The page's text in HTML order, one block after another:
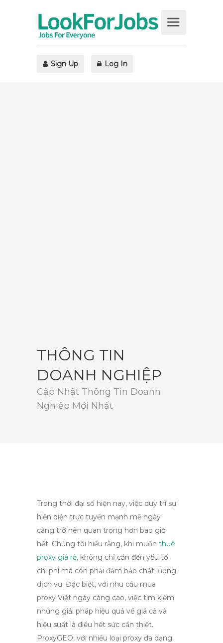
Sign Up Log In
THÔNG TIN
DOANH NGHIỆP
Cập Nhật Thông Tin Doanh
Nghiệp Mới Nhất
Trong thời đại số hiện nay, việc duy trì sự
hiện diện trực tuyến mạnh mẽ ngày
càng trở nên quan trọng hơn bao giờ
hết. Chúng tôi hiểu rằng, khi muốn thuê
proxy giá rẻ, không chỉ cần đến yếu tố
chi phí mà còn phải đảm bảo chất lượng
dịch vụ. Đặc biệt, với nhu cầu mua
proxy Việt ngày càng cao, việc tìm kiếm
những giải pháp hiệu quả về giá cả và
hiệu suất là điều hết sức cần thiết.
ProxyGEO, với nhiều loại proxy đa dạng,